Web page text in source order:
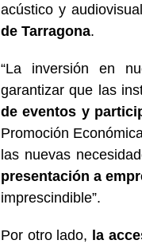
acústico y
de Tarragona.
“La inversión en
garantizar que las
de eventos y
Promoción
las nuevas
presentación a
imprescindible”.
Por otro lado, la